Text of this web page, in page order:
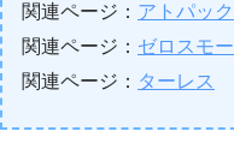
関連ページ： アトパッ
関連ページ： ゼロスモ
関連ページ： ターレス